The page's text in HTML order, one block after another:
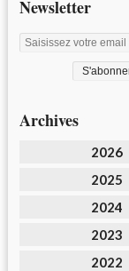
Newsletter
Archives
2026
2025
2024
2023
2022